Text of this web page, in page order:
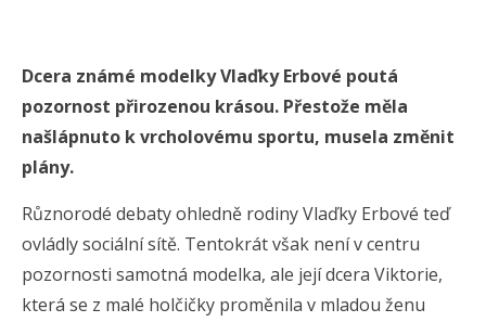
Dcera známé modelky Vlaďky Erbové poutá
pozornost přirozenou krásou. Přestože měla
našlápnuto k vrcholovému sportu, musela změnit
plány.
Různorodé debaty ohledně rodiny Vlaďky Erbové teď
ovládly sociální sítě. Tentokrát však není v centru
pozornosti samotná modelka, ale její dcera Viktorie,
která se z malé holčičky proměnila v mladou ženu